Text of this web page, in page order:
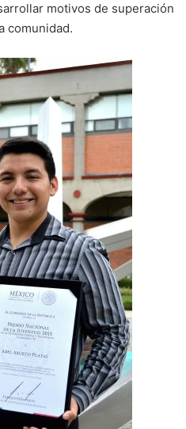
motivos de superación
comunidad.